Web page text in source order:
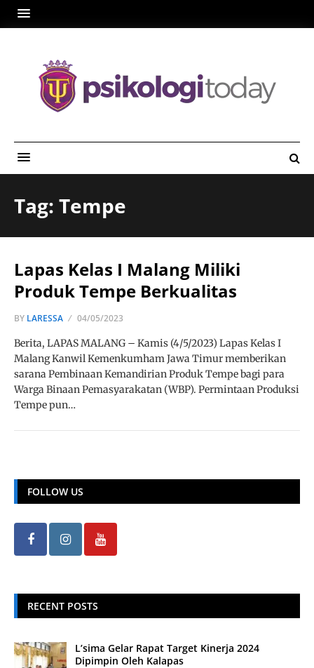
Tag: Tempe
Lapas Kelas I Malang Miliki
Produk Tempe Berkualitas
BY LARESSA 04/05/2023
Berita, LAPAS MALANG – Kamis (4/5/2023) Lapas Kelas I
Malang Kanwil Kemenkumham Jawa Timur memberikan
sarana Pembinaan Kemandirian Produk Tempe bagi para
Warga Binaan Pemasyarakatan (WBP). Permintaan Produksi
Tempe pun…
FOLLOW US
RECENT POSTS
L’sima Gelar Rapat Target Kinerja 2024
Dipimpin Oleh Kalapas